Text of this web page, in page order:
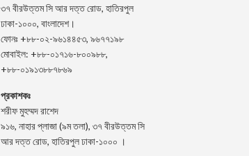
৩৭ বীরউত্তম সি আর দত্ত রোড, হাতিরপুল
ঢাকা-১০০০, বাংলাদেশ।
ফোনঃ +৮৮-০২-৯৬১৪৪৫৩, ৯৬৭৭১৯৮
মোবাইল: +৮৮-০১৭১৬-৮০০৯৮৮,
+৮৮-০১৯১৩৮৮৭৮৬৯
প্রকাশকঃ
শরীফ মুহম্মদ রাশেদ
৯১৬, নাহার প্লাজা (৯ম তলা), ৩৭ বীরউত্তম সি
আর দত্ত রোড, হাতিরপুল ঢাকা-১০০০ ।